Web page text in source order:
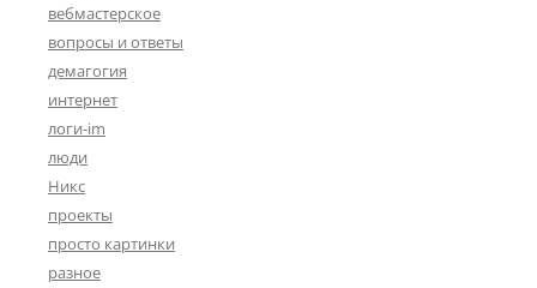
вебмастерское
вопросы и ответы
демагогия
интернет
логи-im
люди
Никс
проекты
просто картинки
разное